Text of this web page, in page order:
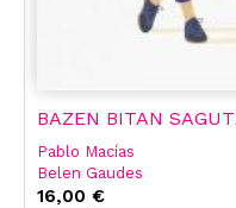
BAZEN BITAN
Pablo Macías
Belen Gaudes
16,00 €